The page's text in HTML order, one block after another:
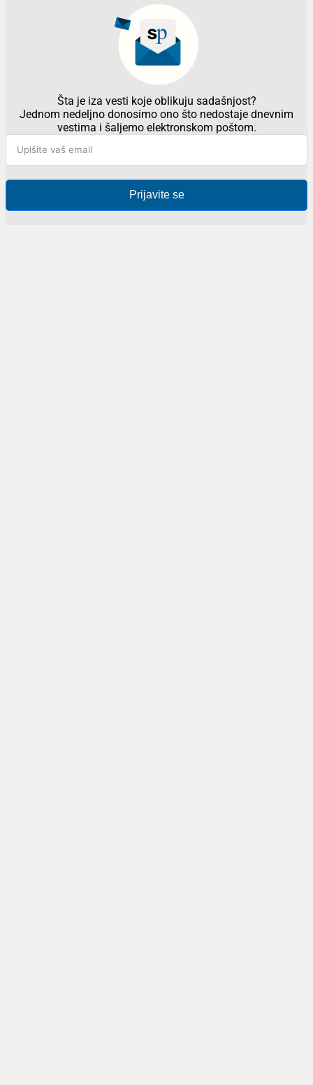
Šta je iza vesti koje oblikuju sadašnjost?
Jednom nedeljno donosimo ono što nedostaje dnevnim
vestima i šaljemo elektronskom poštom.
Prijavite se